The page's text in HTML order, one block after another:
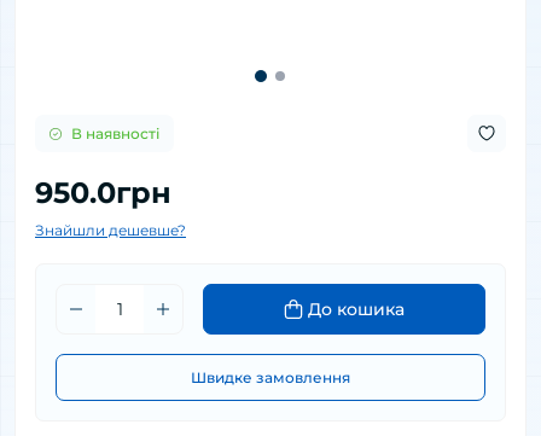
В наявності
950.0грн
Знайшли дешевше?
До кошика
Швидке замовлення